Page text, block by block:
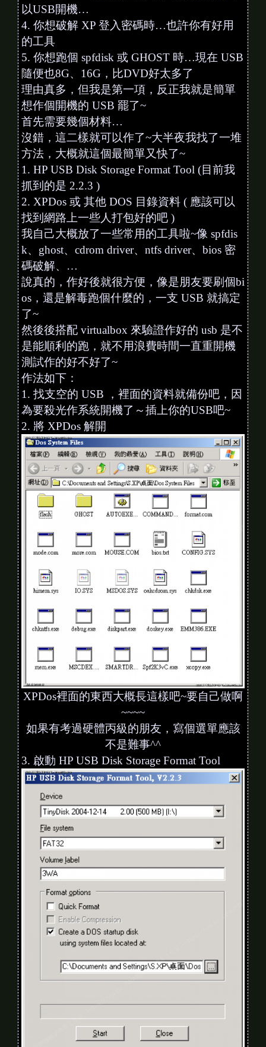
以USB開機…
4. 你想破解 XP 登入密碼時…也許你有好用
的工具
5. 你想跑個 spfdisk 或 GHOST 時…現在 USB
隨便也8G、16G，比DVD好太多了
理由真多，但我是第一項，反正我就是簡單
想作個開機的 USB 罷了~
首先需要幾個材料…
沒錯，這二樣就可以作了~大半夜我找了一堆
方法，大概就這個最簡單又快了~
1. HP USB Disk Storage Format Tool (目前我
抓到的是 2.2.3 )
2. XPDos 或 其他 DOS 目錄資料 ( 應該可以
找到網路上一些人打包好的吧 )
我自己大概放了一些常用的工具啦~像 spfdis
k、ghost、cdrom driver、ntfs driver、bios 密
碼破解、…
說真的，作好後就很方便，像是朋友要刷個bi
os，還是解毒跑個什麼的，一支 USB 就搞定
了~
然後後搭配 virtualbox 來驗證作好的 usb 是不
是能順利的跑，就不用浪費時間一直重開機
測試作的好不好了~
作法如下：
1. 找支空的 USB ，裡面的資料就備份吧，因
為要殺光作系統開機了～插上你的USB吧~
2. 將 XPDos 解開
XPDos裡面的東西大概長這樣吧~要自己做啊
~~~~
如果有考過硬體丙級的朋友，寫個選單應該
不是難事^^
3. 啟動 HP USB Disk Storage Format Tool